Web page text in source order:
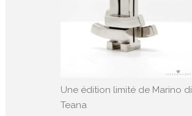
Une édition limité de Marino di
Teana